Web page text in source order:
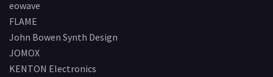
eowave
FLAME
John Bowen Synth Design
JOMOX
KENTON Electronics